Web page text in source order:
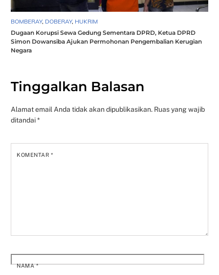
BOMBERAY, DOBERAY, HUKRIM
Dugaan Korupsi Sewa Gedung Sementara DPRD, Ketua DPRD
Simon Dowansiba Ajukan Permohonan Pengembalian Kerugian
Negara
Tinggalkan Balasan
Alamat email Anda tidak akan dipublikasikan. Ruas yang wajib
ditandai*
KOMENTAR*
NAMA*